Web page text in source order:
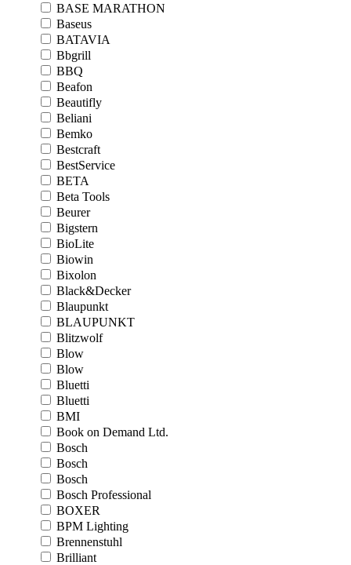
BASE MARATHON
Baseus
BATAVIA
Bbgrill
BBQ
Beafon
Beautifly
Beliani
Bemko
Bestcraft
BestService
BETA
Beta Tools
Beurer
Bigstern
BioLite
Biowin
Bixolon
Black&Decker
Blaupunkt
BLAUPUNKT
Blitzwolf
Blow
Blow
Bluetti
Bluetti
BMI
Book on Demand Ltd.
Bosch
Bosch
Bosch
Bosch Professional
BOXER
BPM Lighting
Brennenstuhl
Brilliant